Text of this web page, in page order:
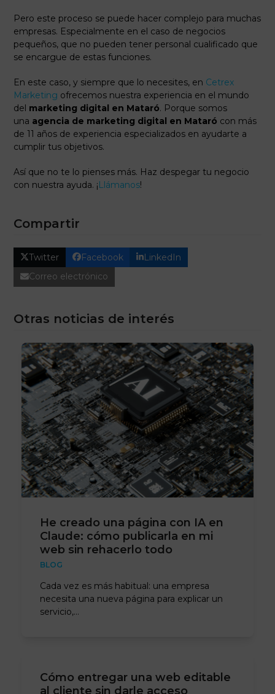
Pero este proceso se puede hacer complejo para muchas
empresas. Especialmente en el caso de negocios
pequeños, que no pueden tener personal cualificado que
se encargue de estas funciones.
En este caso, y siempre que lo necesites, en Cetrex
Marketing ofrecemos nuestra experiencia en el mundo
del marketing digital en Mataró. Porque somos
una agencia de marketing digital en Mataró con más
de 11 años de experiencia especializados en ayudarte a
cumplir tus objetivos.
Así que no te lo pienses más. Haz despegar tu negocio
con nuestra ayuda. ¡Llámanos!
Compartir
Twitter Facebook
LinkedIn
Correo electrónico
Otras noticias de interés
He creado una página con IA en
Claude: cómo publicarla en mi
web sin rehacerlo todo
BLOG
Cada vez es más habitual: una empresa
necesita una nueva página para explicar un
servicio,…
Cómo entregar una web editable
al cliente sin darle acceso